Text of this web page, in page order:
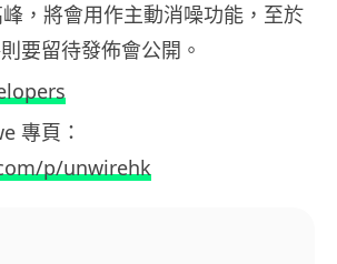
，將會用作主動消噪功能，至於
要留待發佈會公開。
專頁：
p/unwirehk